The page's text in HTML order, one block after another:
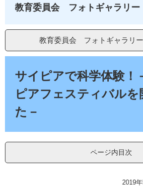
教育委員会 フォトギャラリー
教育委員会 フォトギャラリ
サイピアで科学体験！
ピアフェスティバルを
た－
ページ内目次
2019